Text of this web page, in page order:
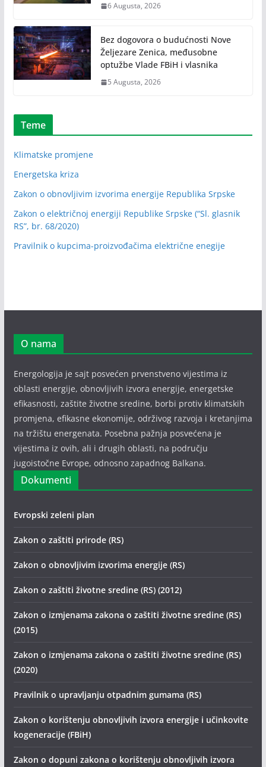
6 Augusta, 2026
Bez dogovora o budućnosti Nove
Željezare Zenica, međusobne
optužbe Vlade FBiH i vlasnika
5 Augusta, 2026
Teme
Klimatske promjene
Energetska kriza
Zakon o obnovljivim izvorima energije Republika Srpske
Zakon o električnoj energiji Republike Srpske (“Sl. glasnik
RS”, br. 68/2020)
Pravilnik o kupcima-proizvođačima električne enegije
O nama
Energologija je sajt posvećen prvenstveno vijestima iz
oblasti energije, obnovljivih izvora energije, energetske
efikasnosti, zaštite životne sredine, borbi protiv klimatskih
promjena, efikasne ekonomije, održivog razvoja i kretanjima
na tržištu energenata. Posebna pažnja posvećena je
vijestima iz ovih, ali i drugih oblasti, na području
jugoistočne Evrope, odnosno zapadnog Balkana.
Dokumenti
Evropski zeleni plan
Zakon o zaštiti prirode (RS)
Zakon o obnovljivim izvorima energije (RS)
Zakon o zaštiti životne sredine (RS) (2012)
Zakon o izmjenama zakona o zaštiti životne sredine (RS)
(2015)
Zakon o izmjenama zakona o zaštiti životne sredine (RS)
(2020)
Pravilnik o upravljanju otpadnim gumama (RS)
Zakon o korištenju obnovljivih izvora energije i učinkovite
kogeneracije (FBiH)
Zakon o dopuni zakona o korištenju obnovljivih izvora